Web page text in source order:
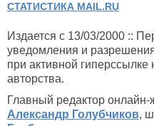
СТАТИСТИКА MAIL.RU
Издается с 13/03/2000 ::
уведомления и
при активной гиперссылке
авторства.
Главный редактор
Александр Голубчиков,